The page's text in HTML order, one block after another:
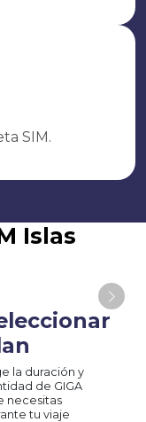
SIM.
Islas
la duración y
de GIGA
necesitas
tu viaje